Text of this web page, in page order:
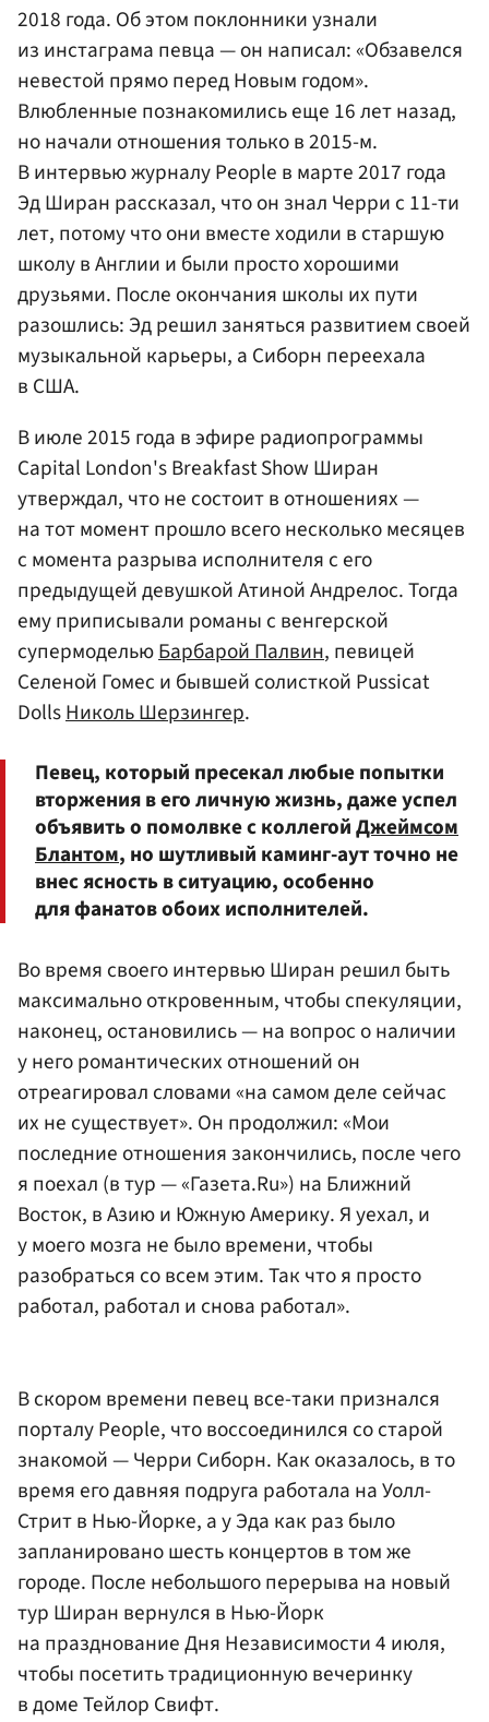
2018 года. Об этом поклонники узнали
из инстаграма певца — он написал: «Обзавелся
невестой прямо перед Новым годом».
Влюбленные познакомились еще 16 лет назад,
но начали отношения только в 2015-м.
В интервью журналу People в марте 2017 года
Эд Ширан рассказал, что он знал Черри с 11-ти
лет, потому что они вместе ходили в старшую
школу в Англии и были просто хорошими
друзьями. После окончания школы их пути
разошлись: Эд решил заняться развитием своей
музыкальной карьеры, а Сиборн переехала
в США.
В июле 2015 года в эфире радиопрограммы
Capital London's Breakfast Show Ширан
утверждал, что не состоит в отношениях —
на тот момент прошло всего несколько месяцев
с момента разрыва исполнителя с его
предыдущей девушкой Атиной Андрелос. Тогда
ему приписывали романы с венгерской
супермодельюБарбарой Палвин, певицей
Селеной Гомес и бывшей солисткой Pussicat
DollsНиколь Шерзингер.
Певец, который пресекал любые попытки
вторжения в его личную жизнь, даже успел
объявить о помолвке с коллегойДжеймсом
Блантом, но шутливый каминг-аут точно не
внес ясность в ситуацию, особенно
для фанатов обоих исполнителей.
Во время своего интервью Ширан решил быть
максимально откровенным, чтобы спекуляции,
наконец, остановились — на вопрос о наличии
у него романтических отношений он
отреагировал словами «на самом деле сейчас
их не существует». Он продолжил: «Мои
последние отношения закончились, после чего
я поехал (в тур — «Газета.Ru») на Ближний
Восток, в Азию и Южную Америку. Я уехал, и
у моего мозга не было времени, чтобы
разобраться со всем этим. Так что я просто
работал, работал и снова работал».
В скором времени певец все-таки признался
порталу People, что воссоединился со старой
знакомой — Черри Сиборн. Как оказалось, в то
время его давняя подруга работала на Уолл-
Стрит в Нью-Йорке, а у Эда как раз было
запланировано шесть концертов в том же
городе. После небольшого перерыва на новый
тур Ширан вернулся в Нью-Йорк
на празднование Дня Независимости 4 июля,
чтобы посетить традиционную вечеринку
в доме Тейлор Свифт.